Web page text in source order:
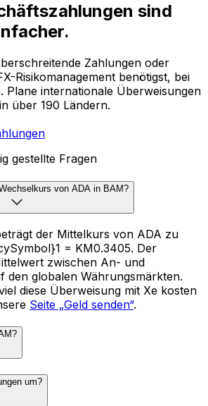
sind
Zahlungen oder
Risikomanagement benötigst, bei
Plane internationale Überweisungen
über 190 Ländern.
gestellte Fragen
von ADA in BAM?
der Mittelkurs von ADA zu
= KM0.3405. Der
zwischen An- und
den globalen Währungsmärkten.
diese Überweisung mit Xe kosten
Seite „Geld senden“.
um?